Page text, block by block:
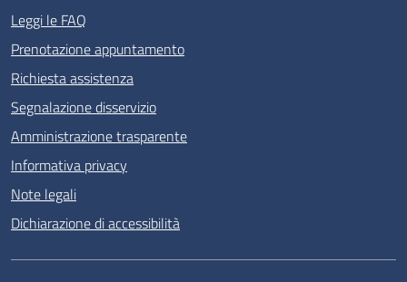
Leggi le FAQ
Prenotazione appuntamento
Richiesta assistenza
Segnalazione disservizio
Amministrazione trasparente
Informativa privacy
Note legali
Dichiarazione di accessibilità